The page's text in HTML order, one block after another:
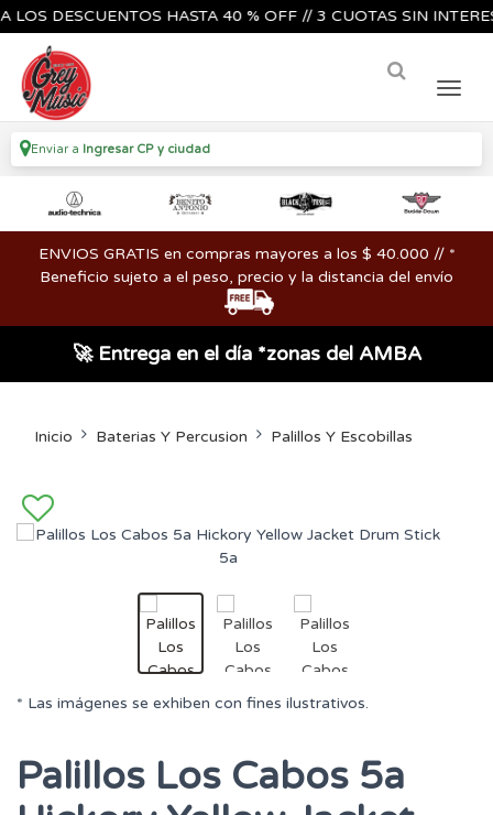
DESCUENTOS HASTA 40 % OFF // 3 CUOTAS SIN
Enviar a Ingresar CP y ciudad
ENVIOS GRATIS en compras mayores a los $ 40.000 // *
Beneficio sujeto a el peso, precio y la distancia del envío
🚀 Entrega en el día *zonas del AMBA
Inicio Baterias Y Percusion Palillos Y Escobillas
* Las imágenes se exhiben con fines ilustrativos.
Palillos Los Cabos 5a